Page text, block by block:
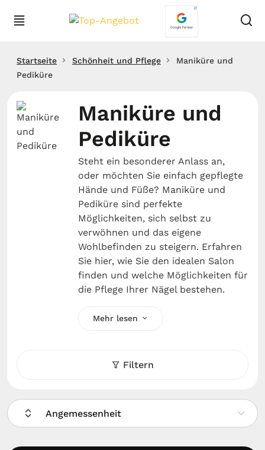
Startseite Schönheit und Pflege
Maniküre und
Pediküre
Maniküre und
Pediküre
Steht ein besonderer Anlass an,
oder möchten Sie einfach gepflegte
Hände und Füße? Maniküre und
Pediküre sind perfekte
Möglichkeiten, sich selbst zu
verwöhnen und das eigene
Wohlbefinden zu steigern. Erfahren
Sie hier, wie Sie den idealen Salon
finden und welche Möglichkeiten für
die Pflege Ihrer Nägel bestehen.
Mehr lesen
Filtern
Angemessenheit